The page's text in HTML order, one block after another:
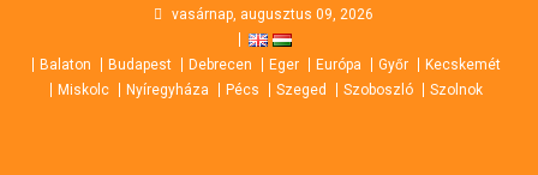
content
vasárnap, augusztus 09, 2026
Balaton Budapest Debrecen Eger Európa Győr
Kecskemét
Miskolc
Nyíregyháza Pécs Szeged Szoboszló Szolnok